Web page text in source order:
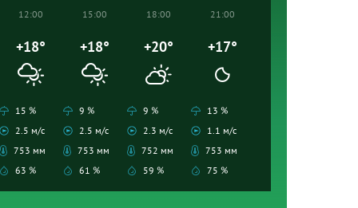
12:00
+18°
15 %
2.5 м/с
753 мм
63 %
15:00
+18°
9 %
2.5 м/с
753 мм
61 %
18:00
+20°
9 %
2.3 м/с
752 мм
59 %
21:00
+17°
13 %
1.1 м/с
753 мм
75 %